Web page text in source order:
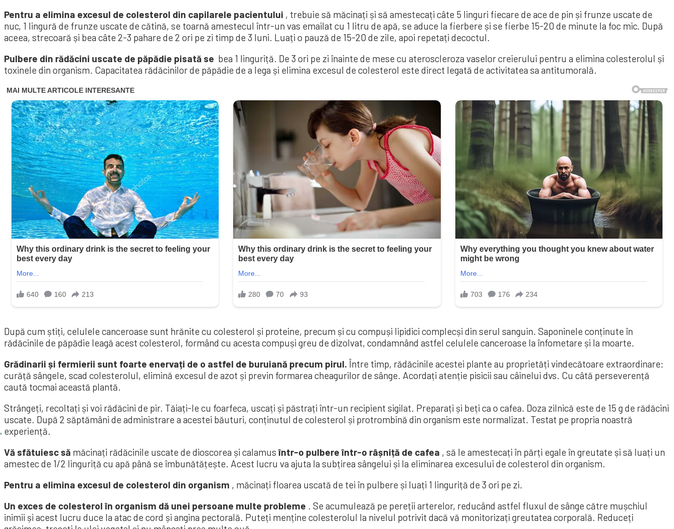
Pentru a elimina excesul de colesterol din capilarele pacientului , trebuie să măcinați și să amestecați câte 5 linguri fiecare de ace de pin și frunze uscate de
nuc, 1 lingură de frunze uscate de cătină, se toarnă amestecul într-un vas emailat cu 1 litru de apă, se aduce la fierbere și se fierbe 15-20 de minute la foc mic. După
aceea, strecoară și bea câte 2-3 pahare de 2 ori pe zi timp de 3 luni. Luați o pauză de 15-20 de zile, apoi repetați decoctul.
Pulbere din rădăcini uscate de păpădie pisată se bea 1 linguriță. De 3 ori pe zi înainte de mese cu ateroscleroza vaselor creierului pentru a elimina colesterolul și
toxinele din organism. Capacitatea rădăcinilor de păpădie de a lega și elimina excesul de colesterol este direct legată de activitatea sa antitumorală.
După cum știți, celulele canceroase sunt hrănite cu colesterol și proteine, precum și cu compuși lipidici complecși din serul sanguin. Saponinele conținute în
rădăcinile de păpădie leagă acest colesterol, formând cu acesta compuși greu de dizolvat, condamnând astfel celulele canceroase la înfometare și la moarte.
Grădinarii și fermierii sunt foarte enervați de o astfel de buruiană precum pirul. Între timp, rădăcinile acestei plante au proprietăți vindecătoare extraordinare:
curăță sângele, scad colesterolul, elimină excesul de azot și previn formarea cheagurilor de sânge. Acordați atenție pisicii sau câinelui dvs. Cu câtă perseverență
caută tocmai această plantă.
Strângeți, recoltați și voi rădăcini de pir. Tăiați-le cu foarfeca, uscați și păstrați într-un recipient sigilat. Preparați și beți ca o cafea. Doza zilnică este de 15 g de rădăcini
uscate. După 2 săptămâni de administrare a acestei băuturi, conținutul de colesterol și protrombină din organism este normalizat. Testat pe propria noastră
experiență.
Vă sfătuiesc să măcinați rădăcinile uscate de dioscorea și calamusîntr-o pulbere într-o râșniță de cafea , să le amestecați în părți egale în greutate și să luați un
amestec de 1/2 linguriță cu apă până se îmbunătățește. Acest lucru va ajuta la subțirea sângelui și la eliminarea excesului de colesterol din organism.
Pentru a elimina excesul de colesterol din organism , măcinați floarea uscată de tei în pulbere și luați 1 linguriță de 3 ori pe zi.
Un exces de colesterol în organism dă unei persoane multe probleme . Se acumulează pe pereții arterelor, reducând astfel fluxul de sânge către mușchiul
inimii și acest lucru duce la atac de cord și angina pectorală. Puteți menține colesterolul la nivelul potrivit dacă vă monitorizați greutatea corporală. Reduceți